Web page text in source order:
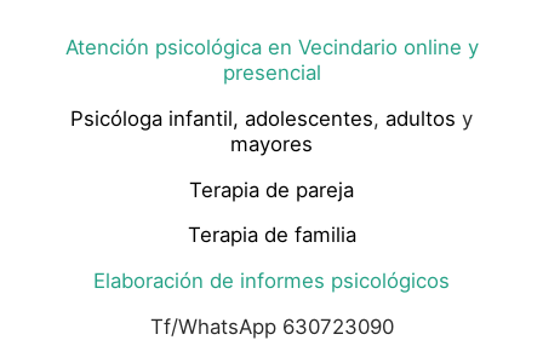
Atención psicológica en Vecindario online y
presencial
Psicóloga infantil, adolescentes, adultos y
mayores
Terapia de pareja
Terapia de familia
Elaboración de informes psicológicos
Tf/WhatsApp 630723090